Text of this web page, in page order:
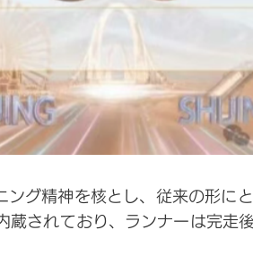
グ精神を核とし、従来の形に
されており、ランナーは完走